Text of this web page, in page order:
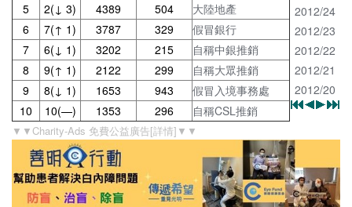
5
2(↓ 3) 4389 504
大陸地產
6
7(↑ 1) 3787 329
假冒銀行
7
6(↓ 1) 3202 215
自稱中銀推銷
8
9(↑ 1) 2122 299
自稱大眾推銷
9
8(↓ 1) 1653 943
假冒入境事務處
10
10(—) 1353 296 自稱CSL推銷
2012/24
2012/23
2012/22
2012/21
2012/20
▼▼Charity-Ads 免費公益廣告[詳情]▼▼